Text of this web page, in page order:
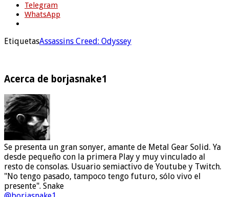
Telegram
WhatsApp
EtiquetasAssassins Creed: Odyssey
Acerca de borjasnake1
Se presenta un gran sonyer, amante de Metal Gear Solid. Ya
desde pequeño con la primera Play y muy vinculado al
resto de consolas. Usuario semiactivo de Youtube y Twitch.
"No tengo pasado, tampoco tengo futuro, sólo vivo el
presente". Snake